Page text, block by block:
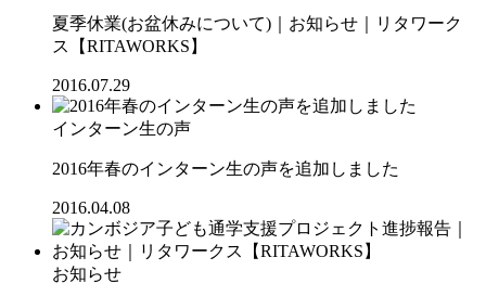
夏季休業(お盆休みについて)｜お知らせ｜リタワーク
ス【RITAWORKS】
2016.07.29
インターン生の声
2016年春のインターン生の声を追加しました
2016.04.08
お知らせ